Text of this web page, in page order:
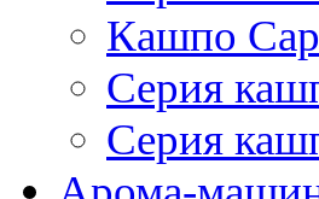
Кашпо
Серия
Серия